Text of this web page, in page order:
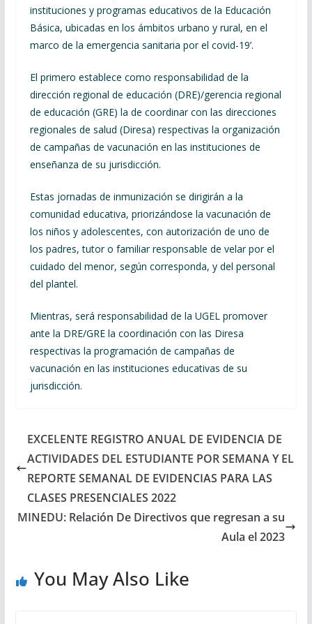
instituciones y programas educativos de la Educación
Básica, ubicadas en los ámbitos urbano y rural, en el
marco de la emergencia sanitaria por el covid-19’.
El primero establece como responsabilidad de la
dirección regional de educación (DRE)/gerencia regional
de educación (GRE) la de coordinar con las direcciones
regionales de salud (Diresa) respectivas la organización
de campañas de vacunación en las instituciones de
enseñanza de su jurisdicción.
Estas jornadas de inmunización se dirigirán a la
comunidad educativa, priorizándose la vacunación de
los niños y adolescentes, con autorización de uno de
los padres, tutor o familiar responsable de velar por el
cuidado del menor, según corresponda, y del personal
del plantel.
Mientras, será responsabilidad de la UGEL promover
ante la DRE/GRE la coordinación con las Diresa
respectivas la programación de campañas de
vacunación en las instituciones educativas de su
jurisdicción.
EXCELENTE REGISTRO ANUAL DE EVIDENCIA DE
ACTIVIDADES DEL ESTUDIANTE POR SEMANA Y EL
REPORTE SEMANAL DE EVIDENCIAS PARA LAS
CLASES PRESENCIALES 2022
MINEDU: Relación De Directivos que regresan a su
Aula el 2023
You May Also Like